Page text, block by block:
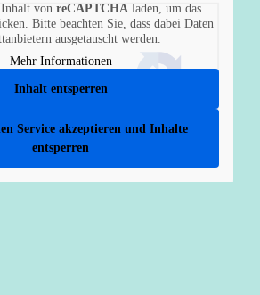
Inhalt von reCAPTCHA laden, um das
Bitte beachten Sie, dass dabei Daten
ausgetauscht werden.
Mehr Informationen
Inhalt entsperren
Service akzeptieren und Inhalte
entsperren